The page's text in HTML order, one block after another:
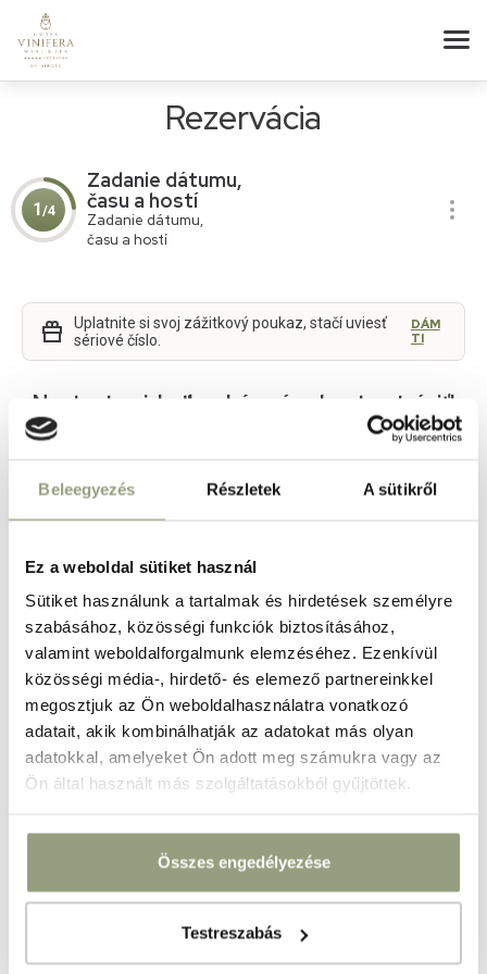
Beleegyezés Részletek A sütikről
Ez a weboldal sütiket használ
Sütiket használunk a tartalmak és hirdetések személyre
szabásához, közösségi funkciók biztosításához,
valamint weboldalforgalmunk elemzéséhez. Ezenkívül
közösségi média-, hirdető- és elemező partnereinkkel
megosztjuk az Ön weboldalhasználatra vonatkozó
adatait, akik kombinálhatják az adatokat más olyan
adatokkal, amelyeket Ön adott meg számukra vagy az
Ön által használt más szolgáltatásokból gyűjtöttek.
Összes engedélyezése
Testreszabás
Rezervácia
1/4
Zadanie dátumu,
času a hostí
Zadanie dátumu,
času a hostí
Uplatnite si svoj zážitkový poukaz, stačí uviesť
sériové číslo.
DÁM
TI
Nastavte si, koľko dní u nás chcete stráviť!
.August
ODCHOD
09.August 2026.
sunday
Zadajte počet hostí a izieb!